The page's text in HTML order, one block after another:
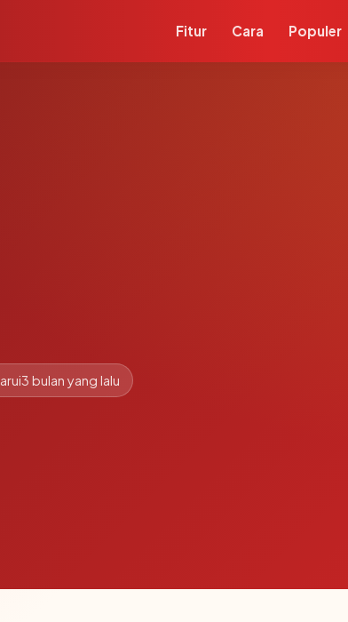
Fitur Cara Populer
3 bulan yang lalu